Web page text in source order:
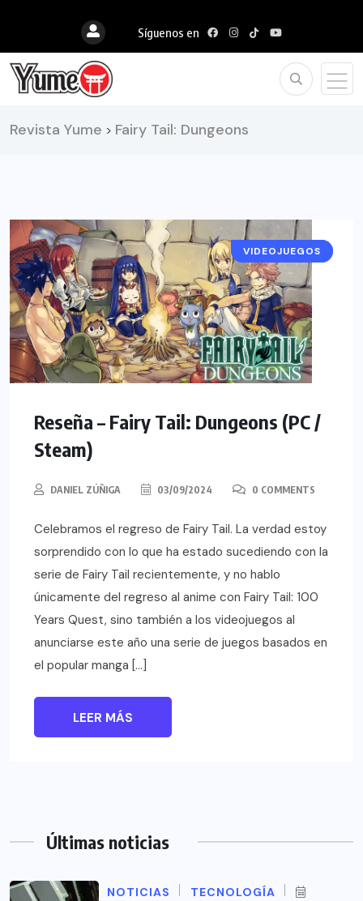
Síguenos en
Revista Yume > Fairy Tail: Dungeons
RESEÑAS
VIDEOJUEGOS
Reseña – Fairy Tail: Dungeons (PC /
Steam)
DANIEL ZÚÑIGA 03/09/2024 0 COMMENTS
Celebramos el regreso de Fairy Tail. La verdad estoy
sorprendido con lo que ha estado sucediendo con la
serie de Fairy Tail recientemente, y no hablo
únicamente del regreso al anime con Fairy Tail: 100
Years Quest, sino también a los videojuegos al
anunciarse este año una serie de juegos basados en
el popular manga […]
LEER MÁS
Últimas noticias
NOTICIAS TECNOLOGÍA